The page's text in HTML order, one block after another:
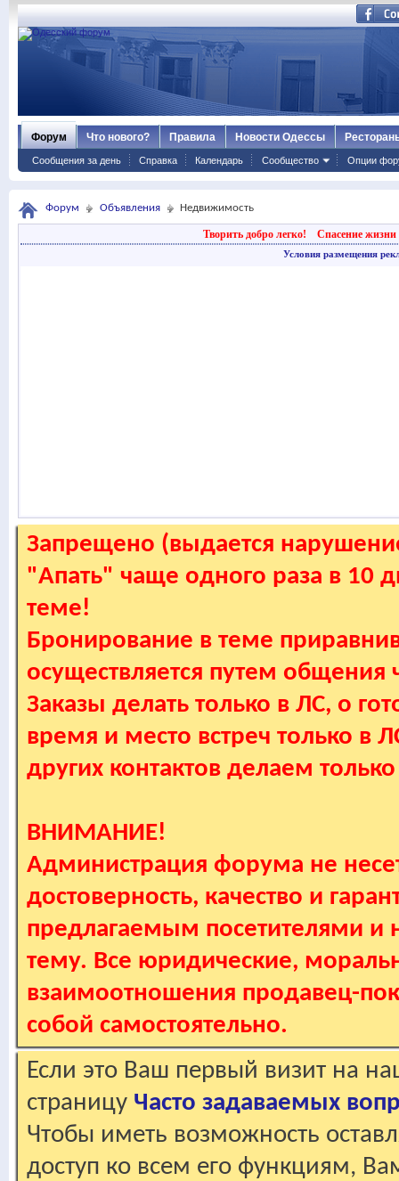
Форум
Сообщения за день Справка Календарь Сообщество Опции
Что нового? Правила Новости Одессы
Форум Объявления Недвижимость
Творить добро легко! Спасение жизни
Условия размещения
Запрещено (выдается
"Апать" чаще одного раза в 10
теме!
Бронирование в теме
осуществляется путем
Заказы делать только в ЛС, о
время и место встреч только в
других контактов делаем
ВНИМАНИЕ!
Администрация форума не
достоверность, качество и
предлагаемым посетителями и
тему. Все юридические,
взаимоотношения продавец-
собой самостоятельно.
Если это Ваш первый визит на
страницу Часто задаваемых
Чтобы иметь возможность
доступ ко всем его функциям,